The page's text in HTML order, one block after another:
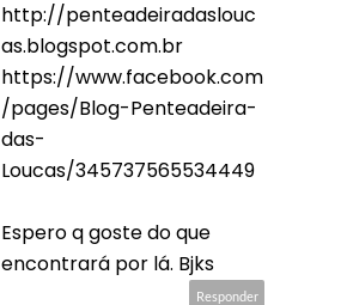
http://penteadeiradaslouc
as.blogspot.com.br
https://www.facebook.com
/pages/Blog-Penteadeira-
das-
Loucas/345737565534449
Espero q goste do que
encontrará por lá. Bjks
Responder